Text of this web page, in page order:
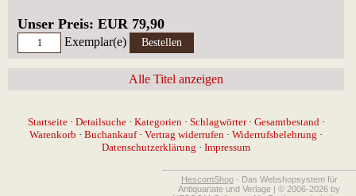
Unser Preis: EUR 79,90
Exemplar(e)
Alle Titel anzeigen
Startseite· Detailsuche· Kategorien· Schlagwörter· Gesamtbestand·
Warenkorb · Buchankauf· Vertrag widerrufen · Widerrufsbelehrung ·
Datenschutzerklärung · Impressum
HescomShop- Das Webshopsystem für
Antiquariate und Verlage | © 2006-2026 by